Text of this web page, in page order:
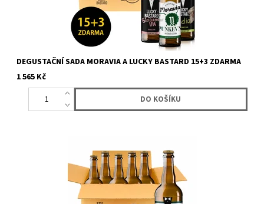
DEGUSTAČNÍ SADA MORAVIA A LUCKY BASTARD 15+3 ZDARMA
1 565 Kč
nebo pro toho, kdo se rád rozdělí:-) Dostanete 6 lahví piva...